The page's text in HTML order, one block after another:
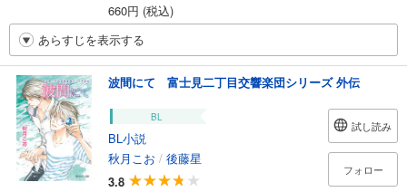
660円 (税込)
あらすじを表示する
波間にて 富士見二丁目交響楽団シリーズ 外伝
BL
BL小説
秋月こお / 後藤星
3.8
試し読み
フォロー